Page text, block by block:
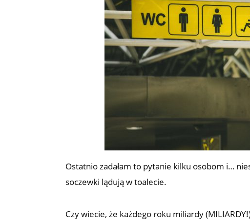
Ostatnio zadałam to pytanie kilku osobom i…
soczewki lądują w toalecie.
Czy wiecie, że każdego roku miliardy